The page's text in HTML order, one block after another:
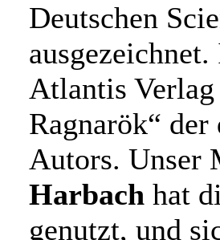
Deutschen
Atlantis
Ragnarök“
Autors. Unser
Harbach hat
genutzt, und